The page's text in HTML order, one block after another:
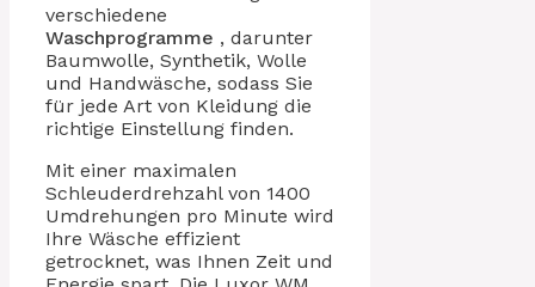
verschiedene
Waschprogramme , darunter
Baumwolle, Synthetik, Wolle
und Handwäsche, sodass Sie
für jede Art von Kleidung die
richtige Einstellung finden.
Mit einer maximalen
Schleuderdrehzahl von 1400
Umdrehungen pro Minute wird
Ihre Wäsche effizient
getrocknet, was Ihnen Zeit und